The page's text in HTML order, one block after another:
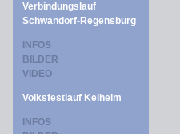
Verbindungslauf
Schwandorf-Regensburg
INFOS
BILDER
VIDEO
Volksfestlauf Kelheim
INFOS